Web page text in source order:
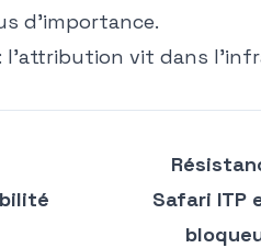
d'importance.
l'attribution vit dans
Safari ITP